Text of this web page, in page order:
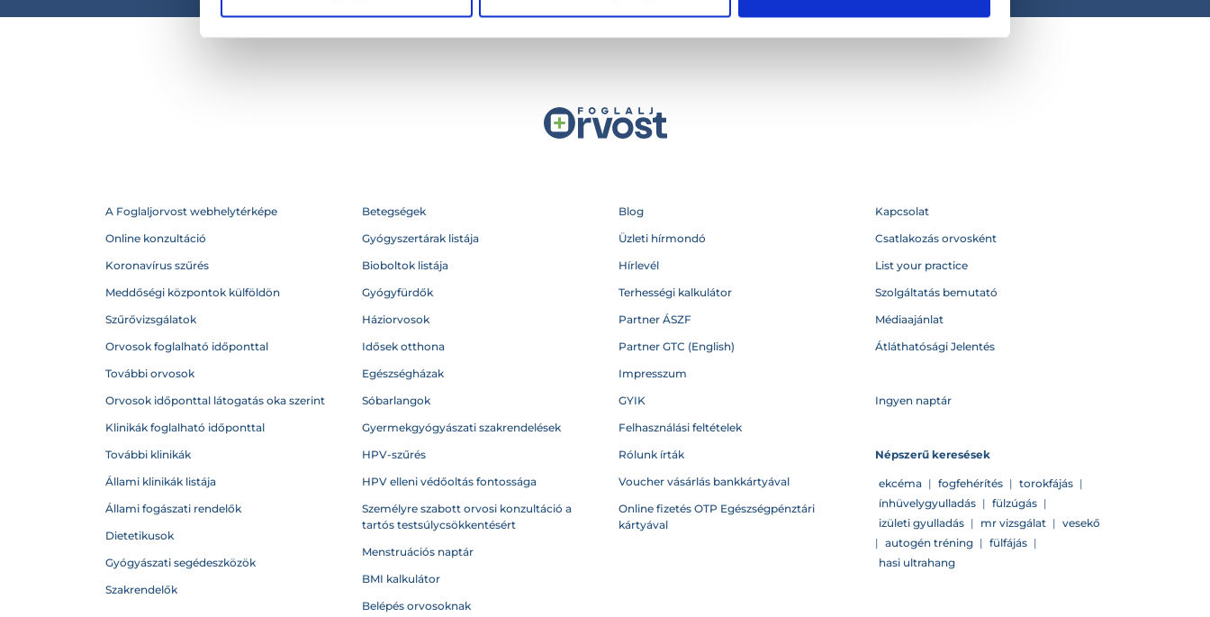
A Foglaljorvost webhelytérképe
Online konzultáció
Koronavírus szűrés
Meddőségi központok külföldön
Szűrővizsgálatok
Orvosok foglalható időponttal
További orvosok
Orvosok időponttal látogatás oka szerint
Klinikák foglalható időponttal
További klinikák
Állami klinikák listája
Állami fogászati rendelők
Dietetikusok
Gyógyászati segédeszközök
Szakrendelők
Betegségek
Gyógyszertárak listája
Bioboltok listája
Gyógyfürdők
Háziorvosok
Idősek otthona
Egészségházak
Sóbarlangok
Gyermekgyógyászati szakrendelések
HPV-szűrés
HPV elleni védőoltás fontossága
Személyre szabott orvosi konzultáció a
tartós testsúlycsökkentésért
Menstruációs naptár
BMI kalkulátor
Belépés orvosoknak
Blog
Üzleti hírmondó
Hírlevél
Terhességi kalkulátor
Partner ÁSZF
Partner GTC (English)
Impresszum
GYIK
Felhasználási feltételek
Rólunk írták
Voucher vásárlás bankkártyával
Online fizetés OTP Egészségpénztári
kártyával
Kapcsolat
Csatlakozás orvosként
List your practice
Szolgáltatás bemutató
Médiaajánlat
Átláthatósági Jelentés
Ingyen naptár
Népszerű keresések
ekcéma | fogfehérítés | torokfájás |
ínhüvelygyulladás | fülzúgás |
izületi gyulladás | mr vizsgálat | vesekő
| autogén tréning | fülfájás |
hasi ultrahang